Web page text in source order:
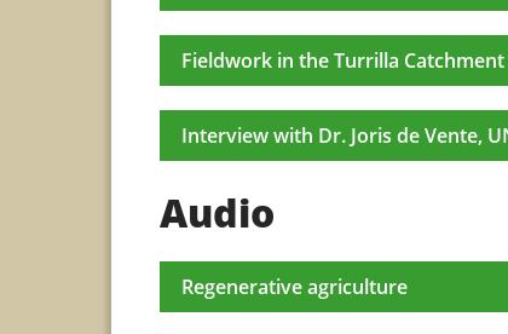
Fieldwork in the Turrilla Catchment
Interview with Dr. Joris de Vente,
Audio
Regenerative agriculture